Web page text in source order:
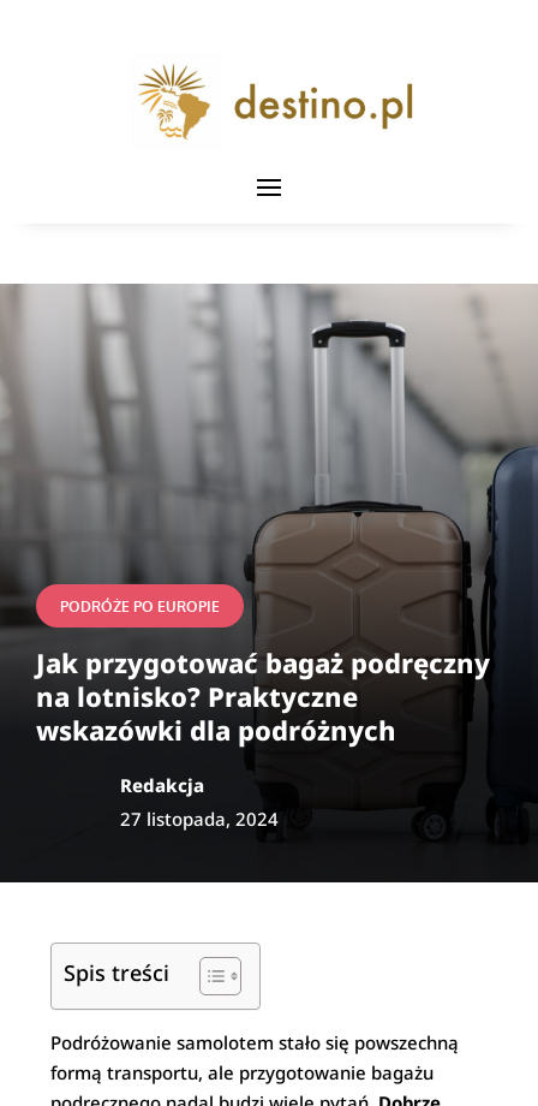
PODRÓŻE PO EUROPIE
Jak przygotować bagaż podręczny
na lotnisko? Praktyczne
wskazówki dla podróżnych
Redakcja
27 listopada, 2024
Spis treści
Podróżowanie samolotem stało się powszechną
formą transportu, ale przygotowanie bagażu